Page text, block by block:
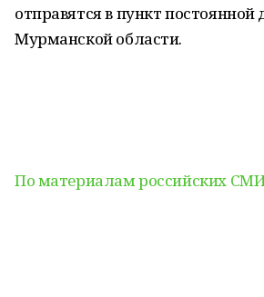
отправятся в пункт постоянной
Мурманской области.
По материалам российских